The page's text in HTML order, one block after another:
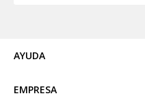
AYUDA
EMPRESA